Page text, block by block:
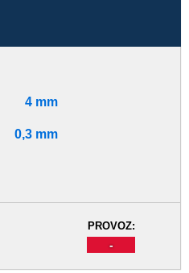
4 mm
0,3 mm
PROVOZ:
-